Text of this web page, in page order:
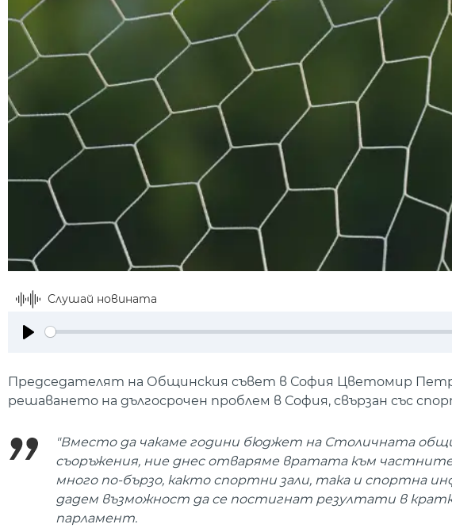
Слушай новината
Председателят на Общинския съвет в София Цветомир
решаването на дългосрочен проблем в София, свързан със
"Вместо да чакаме години бюджет на Столичната
съоръжения, ние днес отваряме вратата към
много по-бързо, както спортни зали, така и спортна
дадем възможност да се постигнат резултати в
парламент.